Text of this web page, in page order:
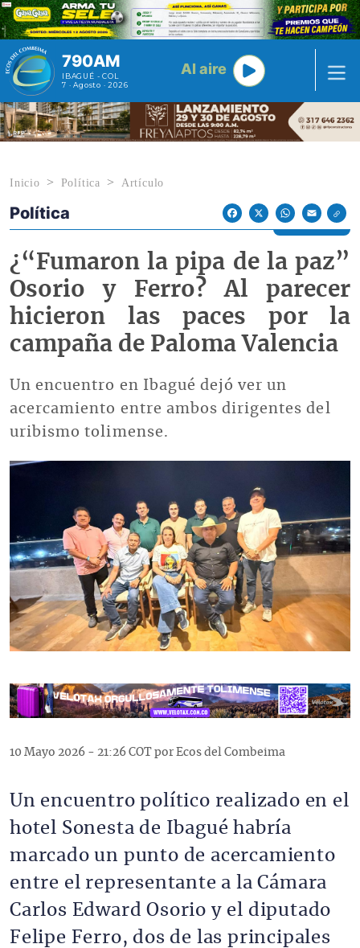
Pasar al contenido principal
790AM
IBAGUÉ - COL
7 · Agosto · 2026
Al aire
Inicio Política Artículo
Econoticias y Eventos
Política
FacebookX WhatsAppEmail
¿“Fumaron la pipa de la paz”
Osorio y Ferro? Al parecer
hicieron las paces por la
campaña de Paloma Valencia
Un encuentro en Ibagué dejó ver un
acercamiento entre ambos dirigentes del
uribismo tolimense.
Imagen
10 Mayo 2026 - 21:26 COT por Ecos del Combeima
Un encuentro político realizado en el
hotel Sonesta de Ibagué habría
marcado un punto de acercamiento
entre el representante a la Cámara
Carlos Edward Osorio y el diputado
Felipe Ferro, dos de las principales